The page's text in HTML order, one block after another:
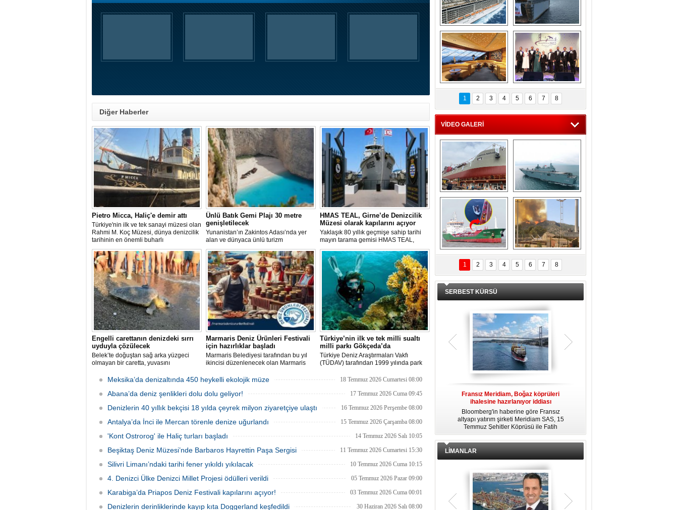
Diğer Haberler
Pietro Micca, Haliç'e demir attı
Türkiye'nin ilk ve tek sanayi müzesi olan
Rahmi M. Koç Müzesi, dünya denizcilik
tarihinin en önemli buharlı
römorkörlerinden biri olarak kabul
edilen Pietro Micca'yı koleksiyonuna
kazandırdı.
Ünlü Batık Gemi Plajı 30 metre
genişletilecek
Yunanistan’ın Zakintos Adası’nda yer
alan ve dünyaca ünlü turizm
noktalarından biri olan Navagio Plajı'nın
yaklaşık 30 metre genişletilmesi
planlanıyor.
HMAS TEAL, Girne’de Denizcilik
Müzesi olarak kapılarını açıyor
Yaklaşık 80 yıllık geçmişe sahip tarihi
mayın tarama gemisi HMAS TEAL,
Girne Ticaret Limanı'nda oluşturulan
Denizcilik Müzesi ile yeni bir işlev
kazanıyor. Müze, 1 Ağustos'ta
ziyaretçilere kapılarını açacak.
Engelli carettanın denizdeki sırrı
uyduyla çözülecek
Belek’te doğuştan sağ arka yüzgeci
olmayan bir caretta, yuvasını
üzerine bıraktı. "DOA" adı verilen deniz
cihazı takıldı ve denize uğurlandı.
Marmaris Deniz Ürünleri Festivali
için hazırlıklar başladı
Marmaris Belediyesi tarafından bu yıl
ikincisi düzenlenecek olan Marmaris
tarihleri arasında Selimiye
Mahallesi'nde gerçekleştirilecek.
Festivalde deniz ürünleri, yöresel
çıkarılacak.
Türkiye’nin ilk ve tek milli sualtı
milli parkı Gökçeda’da
Türkiye Deniz Araştırmaları Vakfı
(TÜDAV) tarafından 1999 yılında park
adanın kuzeydoğusunda, Kaleköy ve
1 deniz mili uzunluğunda, denizden 200
Meksika’da denizaltında 450 heykelli ekolojik müze 18 Temmuz 2026 Cumartesi 08:00
Abana’da deniz şenlikleri dolu dolu geliyor! 17 Temmuz 2026 Cuma 09:45
Denizlerin 40 yıllık bekçisi 18 yılda çeyrek milyon ziyaretçiye ulaştı 16 Temmuz 2026 Perşembe 08:00
Antalya’da İnci ile Mercan törenle denize uğurlandı 15 Temmuz 2026 Çarşamba 08:00
'Kont Ostrorog' ile Haliç turları başladı 14 Temmuz 2026 Salı 10:05
Beşiktaş Deniz Müzesi’nde Barbaros Hayrettin Paşa Sergisi 11 Temmuz 2026 Cumartesi 15:30
Silivri Limanı’ndaki tarihi fener yıkıldı yıkılacak 10 Temmuz 2026 Cuma 10:15
4. Denizci Ülke Denizci Millet Projesi ödülleri verildi 05 Temmuz 2026 Pazar 09:00
Karabiga’da Priapos Deniz Festivali kapılarını açıyor! 03 Temmuz 2026 Cuma 00:01
Denizlerin derinliklerinde kayıp kıta Doggerland keşfedildi 30 Haziran 2026 Salı 08:00
“Gemi içinde gemi”
konsepti ile MSC
Splendida
Dünyada tek!
Denizaltı yüzer
havuzu intikal
seyrine başladı
MSC'den 55 milyon
euroluk turizm geliri
müjdesi
5. Bosphorus Ship
Brokers Dinner,
İstanbul’da yapıldı
1 2 3 4 5 6 7 8
VİDEO GALERİ
Çeksan Tersanesi,
Başaran Bayrak
tankerini suya
indirdi
TCG Anadolu,
tersane teknik
seyrini tamamladı
Göçmenlerin
imdadına Türk
sahipli MINA DENIZ
yetişti
Milas’taki yangın
yeniden termik
santrallere doğru
ilerliyor
1 2 3 4 5 6 7 8
SERBEST KÜRSÜ
Fransız Meridiam, Boğaz köprüleri
ihalesine hazırlanıyor iddiası
Bloomberg'in haberine göre Fransız
altyapı yatırım şirketi Meridiam SAS, 15
Temmuz Şehitler Köprüsü ile Fatih
Sultan Mehmet Köprüsü'nün
özelleştirilmesine yönelik ihaleyle
zamanda kendi yat limanı, helikopter
pisti ve seçkin villaları da içeren koca
LİMANLAR